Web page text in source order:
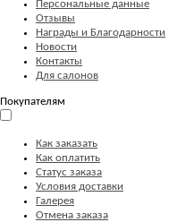
Персональные данные
Отзывы
Награды и Благодарности
Новости
Контакты
Для салонов
Покупателям
Как заказать
Как оплатить
Статус заказа
Условия доставки
Галерея
Отмена заказа